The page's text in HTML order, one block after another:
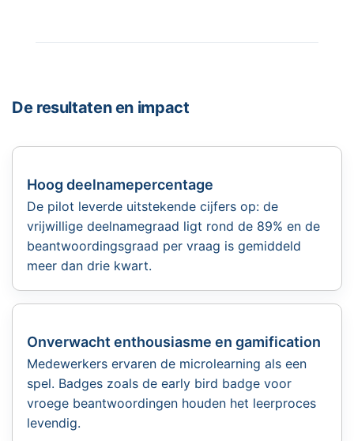
De resultaten en impact
Hoog deelnamepercentage
De pilot leverde uitstekende cijfers op: de
vrijwillige deelnamegraad ligt rond de 89% en de
beantwoordingsgraad per vraag is gemiddeld
meer dan drie kwart.
Onverwacht enthousiasme en gamification
Medewerkers ervaren de microlearning als een
spel. Badges zoals de early bird badge voor
vroege beantwoordingen houden het leerproces
levendig.